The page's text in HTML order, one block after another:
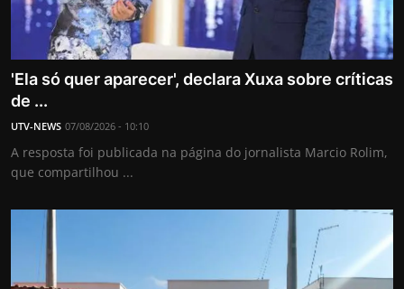
'Ela só quer aparecer', declara Xuxa sobre críticas
de ...
UTV-NEWS 07/08/2026 - 10:10
A resposta foi publicada na página do jornalista Marcio Rolim,
que compartilhou ...